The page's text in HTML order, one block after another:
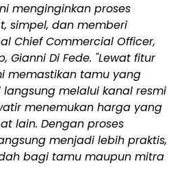
menginginkan proses
simpel, dan memberi
Chief Commercial Officer,
Gianni Di Fede. "Lewat fitur
memastikan tamu yang
langsung melalui kanal resmi
menemukan harga yang
lain. Dengan proses
menjadi lebih praktis,
bagi tamu maupun mitra